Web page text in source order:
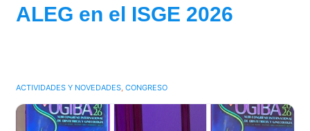
ALEG en el ISGE 2026
ACTIVIDADES Y NOVEDADES,CONGRESO